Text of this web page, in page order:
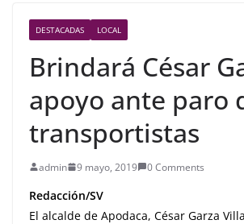
DESTACADAS LOCAL
Brindará César
apoyo ante paro
transportistas
admin 9 mayo, 2019 0 Comments
Redacción/SV
El alcalde de Apodaca, César Garza